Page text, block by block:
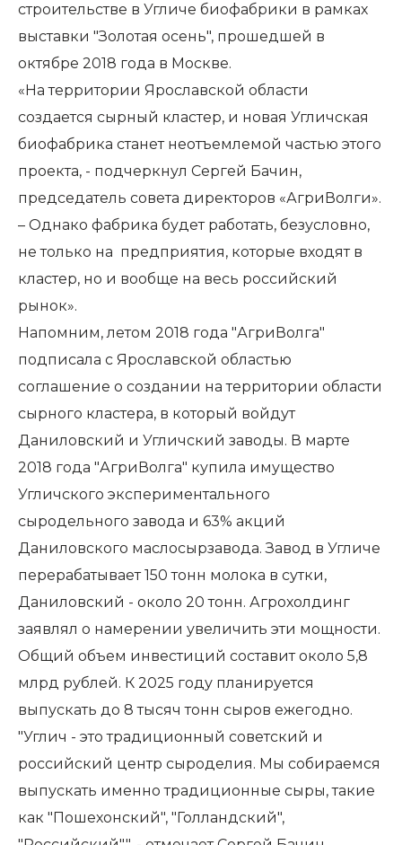
строительстве в Угличе биофабрики в рамках
выставки "Золотая осень", прошедшей в
октябре 2018 года в Москве.
«На территории Ярославской области
создается сырный кластер, и новая Угличская
биофабрика станет неотъемлемой частью этого
проекта, - подчеркнул Сергей Бачин,
председатель совета директоров «АгриВолги».
– Однако фабрика будет работать, безусловно,
не только на предприятия, которые входят в
кластер, но и вообще на весь российский
рынок».
Напомним, летом 2018 года "АгриВолга"
подписала с Ярославской областью
соглашение о создании на территории области
сырного кластера, в который войдут
Даниловский и Угличский заводы. В марте
2018 года "АгриВолга" купила имущество
Угличского экспериментального
сыродельного завода и 63% акций
Даниловского маслосырзавода. Завод в Угличе
перерабатывает 150 тонн молока в сутки,
Даниловский - около 20 тонн. Агрохолдинг
заявлял о намерении увеличить эти мощности.
Общий объем инвестиций составит около 5,8
млрд рублей. К 2025 году планируется
выпускать до 8 тысяч тонн сыров ежегодно.
"Углич - это традиционный советский и
российский центр сыроделия. Мы собираемся
выпускать именно традиционные сыры, такие
как "Пошехонский", "Голландский",